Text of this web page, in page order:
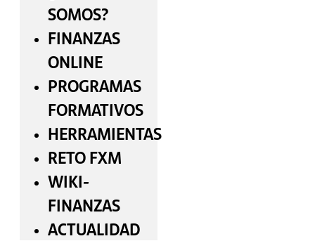
SOMOS?
FINANZAS
ONLINE
PROGRAMAS
FORMATIVOS
HERRAMIENTAS
RETO FXM
WIKI-
FINANZAS
ACTUALIDAD